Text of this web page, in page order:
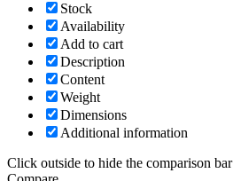
Stock
Availability
Add to cart
Description
Content
Weight
Dimensions
Additional information
Click outside to hide the comparison bar